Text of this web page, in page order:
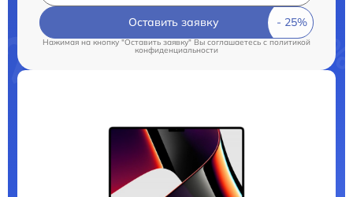
Оставить заявку
Нажимая на кнопку "Оставить заявку" Вы соглашаетесь cполитикой
конфиденциальности